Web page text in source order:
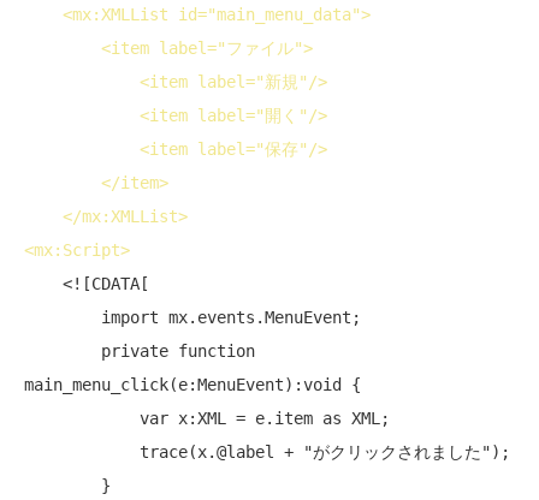
<mx:XMLList id="main_menu_data">
<item label="ファイル">
<item label="新規"/>
<item label="開く"/>
<item label="保存"/>
</item>
</mx:XMLList>
<mx:Script>
main_menu_click(e:MenuEvent):void {